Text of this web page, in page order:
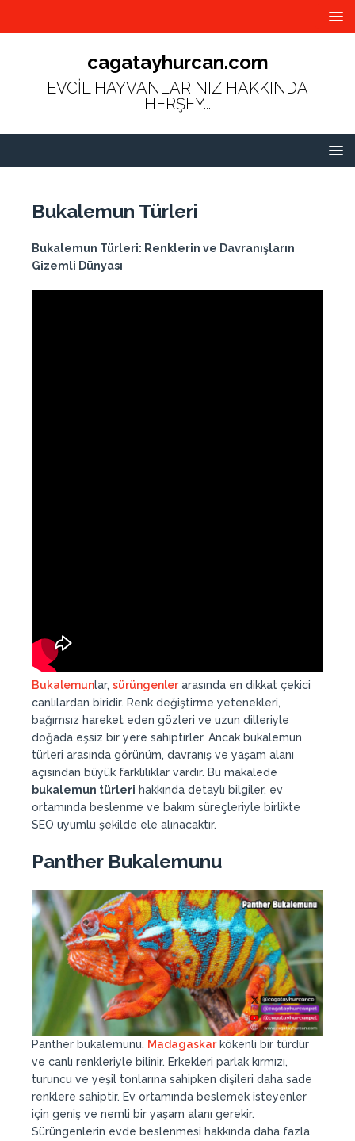
cagatayhurcan.com
EVCİL HAYVANLARINIZ HAKKINDA
HERŞEY...
Bukalemun Türleri
Bukalemun Türleri: Renklerin ve Davranışların
Gizemli Dünyası
Bukalemunlar, sürüngenlerarasında en dikkat çekici
canlılardan biridir. Renk değiştirme yetenekleri,
bağımsız hareket eden gözleri ve uzun dilleriyle
doğada eşsiz bir yere sahiptirler. Ancak bukalemun
türleri arasında görünüm, davranış ve yaşam alanı
açısından büyük farklılıklar vardır. Bu makalede
bukalemun türleri hakkında detaylı bilgiler, ev
ortamında beslenme ve bakım süreçleriyle birlikte
SEO uyumlu şekilde ele alınacaktır.
Panther Bukalemunu
Panther bukalemunu, Madagaskarkökenli bir türdür
ve canlı renkleriyle bilinir. Erkekleri parlak kırmızı,
turuncu ve yeşil tonlarına sahipken dişileri daha sade
renklere sahiptir. Ev ortamında beslemek isteyenler
için geniş ve nemli bir yaşam alanı gerekir.
Sürüngenlerin evde beslenmesi hakkında daha fazla